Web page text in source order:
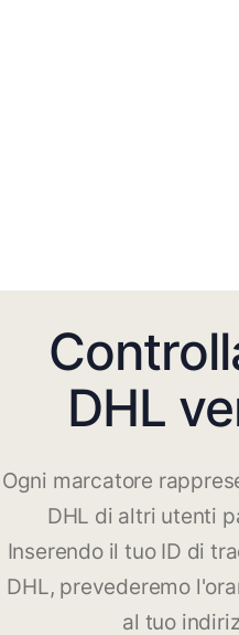
DHL
Ogni marcatore
DHL di altri utenti
Inserendo il tuo ID di
DHL, prevederemo
al tuo